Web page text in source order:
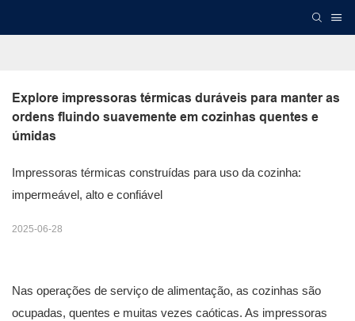
Explore impressoras térmicas duráveis ​​para manter as
ordens fluindo suavemente em cozinhas quentes e
úmidas
Impressoras térmicas construídas para uso da cozinha:
impermeável, alto e confiável
2025-06-28
Nas operações de serviço de alimentação, as cozinhas são
ocupadas, quentes e muitas vezes caóticas. As impressoras